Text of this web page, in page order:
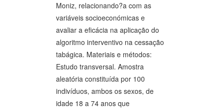
Moniz, relacionando?a com as
variáveis socioeconómicas e
avaliar a eficácia na aplicação do
algoritmo interventivo na cessação
tabágica. Materiais e métodos:
Estudo transversal. Amostra
aleatória constituída por 100
indivíduos, ambos os sexos, de
idade 18 a 74 anos que